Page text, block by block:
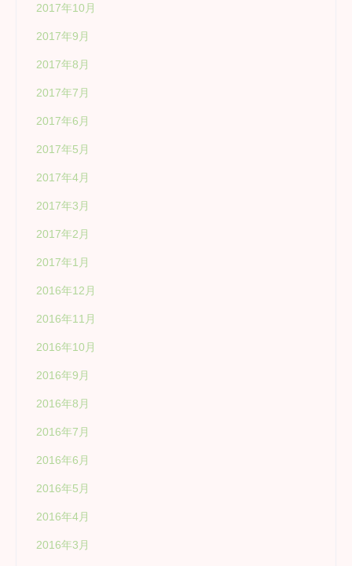
2017年10月
2017年9月
2017年8月
2017年7月
2017年6月
2017年5月
2017年4月
2017年3月
2017年2月
2017年1月
2016年12月
2016年11月
2016年10月
2016年9月
2016年8月
2016年7月
2016年6月
2016年5月
2016年4月
2016年3月